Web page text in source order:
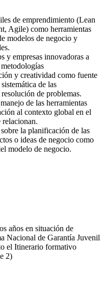
de emprendimiento (Lean
Agile) como herramientas
modelos de negocio y
y empresas innovadoras a
y creatividad como fuente
de las
de problemas.
de las herramientas
al contexto global en el
relacionan.
la planificación de las
o ideas de negocio como
modelo de negocio.
años en situación de
Nacional de Garantía Juvenil
el Itinerario formativo
2)